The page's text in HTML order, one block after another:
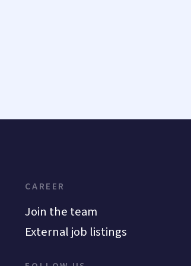
CAREER
Join the team
External job listings